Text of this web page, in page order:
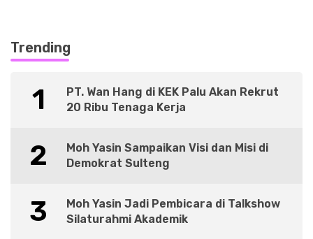
Trending
1
PT. Wan Hang di KEK Palu Akan Rekrut
20 Ribu Tenaga Kerja
2
Moh Yasin Sampaikan Visi dan Misi di
Demokrat Sulteng
3
Moh Yasin Jadi Pembicara di Talkshow
Silaturahmi Akademik